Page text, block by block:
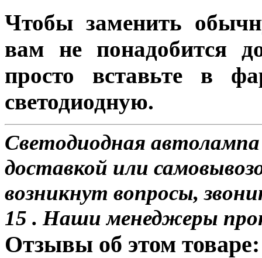
Чтобы заменить
вам не понадобится
просто вставьте в
светодиодную.
Светодиодная
доставкой или
возникнут вопросы,
15 . Наши менеджеры
Отзывы об этом товаре: